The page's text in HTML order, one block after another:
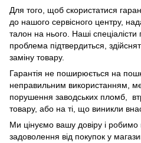
Для того, щоб скористатися
до нашого сервісного центру,
талон на нього. Наші спеціалісти
проблема підтвердиться,
заміну товару.
Гарантія не поширюється на
неправильним використанням,
порушення заводських пломб,
товару, або на ті, що виникли
Ми цінуємо вашу довіру і
задоволення від покупок у